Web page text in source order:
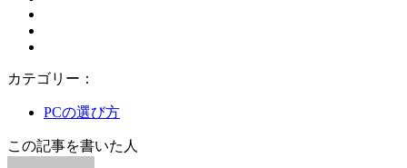
カテゴリー：
PCの選び方
この記事を書いた人